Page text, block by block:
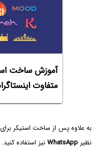
آموزش ساخت
متفاوت
به علاوه پس از ساخت استیکر برای
نظیر WhatsAppنیز استفاده کنید.